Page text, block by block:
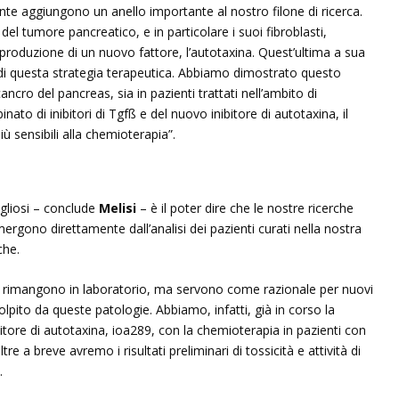
aggiungono un anello importante al nostro filone di ricerca.
tumore pancreatico, e in particolare i suoi fibroblasti,
di un nuovo fattore, l’autotaxina. Quest’ultima a sua
questa strategia terapeutica. Abbiamo dimostrato questo
del pancreas, sia in pazienti trattati nell’ambito di
di inibitori di Tgfß e del nuovo inibitore di autotaxina, il
sensibili alla chemioterapia”.
– conclude Melisi – è il poter dire che le nostre ricerche
direttamente dall’analisi dei pazienti curati nella nostra
in laboratorio, ma servono come razionale per nuovi
da queste patologie. Abbiamo, infatti, già in corso la
di autotaxina, ioa289, con la chemioterapia in pazienti con
a breve avremo i risultati preliminari di tossicità e attività di